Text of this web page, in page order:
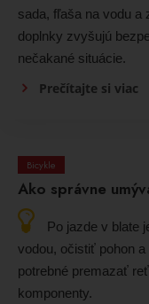
sada, fľaša na vodu a
doplnky zvyšujú
nečakané situácie.
Prečítajte si viac
Bicykle
Ako správne
Po jazde v blate
vodou, očistiť pohon
potrebné premazať
komponenty.